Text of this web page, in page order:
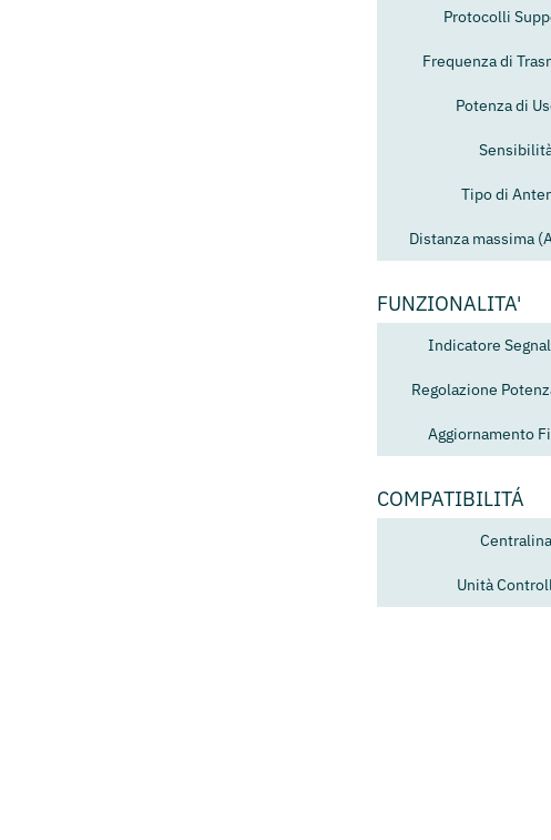
Protocolli
Frequenza di
Potenza di
Tipo di
Distanza massima
FUNZIONALITA'
Indicatore
Regolazione
Aggiornamento
COMPATIBILITÁ
Centralina
Unità